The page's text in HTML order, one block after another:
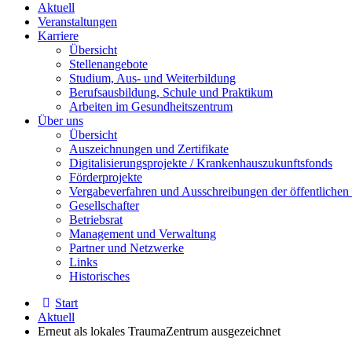
Aktuell
Veranstaltungen
Karriere
Übersicht
Stellenangebote
Studium, Aus- und Weiterbildung
Berufsausbildung, Schule und Praktikum
Arbeiten im Gesundheitszentrum
Über uns
Übersicht
Auszeichnungen und Zertifikate
Digitalisierungsprojekte / Krankenhauszukunftsfonds
Förderprojekte
Vergabeverfahren und Ausschreibungen der öffentlichen
Gesellschafter
Betriebsrat
Management und Verwaltung
Partner und Netzwerke
Links
Historisches
Start
Aktuell
Erneut als lokales TraumaZentrum ausgezeichnet